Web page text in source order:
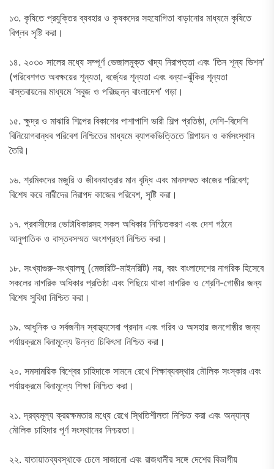
১৩. কৃষিতে প্রযুক্তির ব্যবহার ও কৃষকদের সহযোগিতা বাড়ানোর মাধ্যমে কৃষিতে
বিপ্লব সৃষ্টি করা।
১৪. ২০৩০ সালের মধ্যে সম্পূর্ণ ভেজালমুক্ত খাদ্য নিরাপত্তা এবং ‘তিন শূন্য ভিশন’
(পরিবেশগত অবক্ষয়ের শূন্যতা, বর্জ্যের শূন্যতা এবং বন্যা-ঝুঁকির শূন্যতা
বাস্তবায়নের মাধ্যমে ‘সবুজ ও পরিচ্ছন্ন বাংলাদেশ’ গড়া।
১৫. ক্ষুদ্র ও মাঝারি শিল্পের বিকাশের পাশাপাশি ভারী শিল্প প্রতিষ্ঠা, দেশি-বিদেশি
বিনিয়োগবান্ধব পরিবেশ নিশ্চিতের মাধ্যমে ব্যাপকভিত্তিতে শিল্পায়ন ও কর্মসংস্থান
তৈরি।
১৬. শ্রমিকদের মজুরি ও জীবনযাত্রার মান বৃদ্ধি এবং মানসম্মত কাজের পরিবেশ;
বিশেষ করে নারীদের নিরাপদ কাজের পরিবেশ, সৃষ্টি করা।
১৭. প্রবাসীদের ভোটাধিকারসহ সকল অধিকার নিশ্চিতকরণ এবং দেশ গঠনে
আনুপাতিক ও বাস্তবসম্মত অংশগ্রহণ নিশ্চিত করা।
১৮. সংখ্যাগুরু-সংখ্যালঘু (মেজরিটি-মাইনরিটি) নয়, বরং বাংলাদেশের নাগরিক হিসেবে
সকলের নাগরিক অধিকার প্রতিষ্ঠা এবং পিছিয়ে থাকা নাগরিক ও শ্রেণি-গোষ্ঠীর জন্য
বিশেষ সুবিধা নিশ্চিত করা।
১৯. আধুনিক ও সর্বজনীন স্বাস্থ্যসেবা প্রদান এবং গরিব ও অসহায় জনগোষ্ঠীর জন্য
পর্যায়ক্রমে বিনামূল্যে উন্নত চিকিৎসা নিশ্চিত করা।
২০. সমসাময়িক বিশ্বের চাহিদাকে সামনে রেখে শিক্ষাব্যবস্থার মৌলিক সংস্কার এবং
পর্যায়ক্রমে বিনামূল্যে শিক্ষা নিশ্চিত করা।
২১. দ্রব্যমূল্য ক্রয়ক্ষমতার মধ্যে রেখে স্থিতিশীলতা নিশ্চিত করা এবং অন্যান্য
মৌলিক চাহিদার পূর্ণ সংস্থানের নিশ্চয়তা।
২২. যাতায়াতব্যবস্থাকে ঢেলে সাজানো এবং রাজধানীর সঙ্গে দেশের বিভাগীয়